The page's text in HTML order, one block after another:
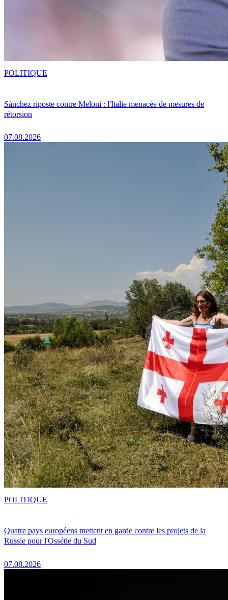
Sánchez riposte contre Meloni : l'Italie menacée de mesures de
rétorsion
07.08.2026
POLITIQUE
Quatre pays européens mettent en garde contre les projets de la
Russie pour l'Ossétie du Sud
07.08.2026
POLITIQUE